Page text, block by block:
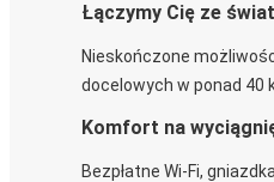
Łączymy Cię ze
Nieskończone
docelowych w ponad 40
Komfort na
Bezpłatne Wi-Fi,